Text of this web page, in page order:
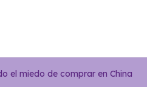
el miedo de comprar en China